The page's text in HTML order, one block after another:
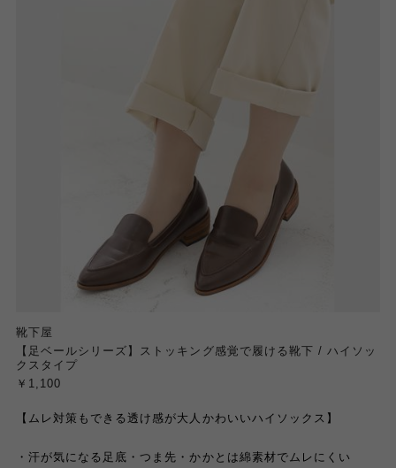
靴下屋
【足ベールシリーズ】ストッキング感覚で履ける靴下 / ハイソッ
クスタイプ
￥1,100
【ムレ対策もできる透け感が大人かわいいハイソックス】
・汗が気になる足底・つま先・かかとは綿素材でムレにくい